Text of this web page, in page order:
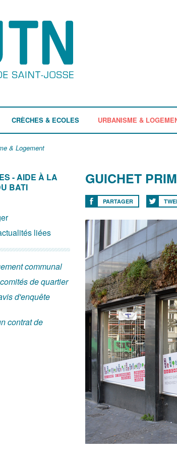
CRÈCHES & ECOLES URBANISME &
& Logement
- AIDE À LA
BATI
liées
communal
de quartier
d'enquête
contrat de
GUICHET
PARTAGER